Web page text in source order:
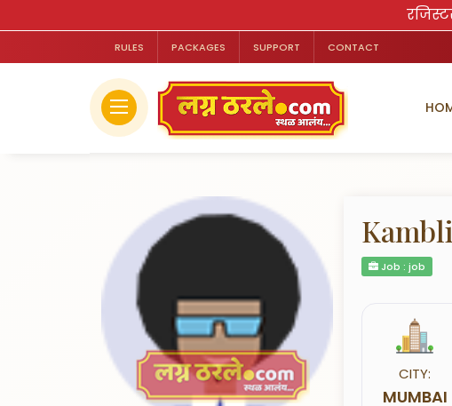
RULES PACKAGES SUPPORT CONTACT
Job : job
CITY:
MUMBAI